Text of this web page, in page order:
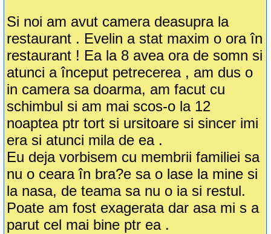
Si noi am avut camera deasupra la
restaurant . Evelin a stat maxim o ora în
restaurant ! Ea la 8 avea ora de somn si
atunci a început petrecerea , am dus o
in camera sa doarma, am facut cu
schimbul si am mai scos-o la 12
noaptea ptr tort si ursitoare si sincer imi
era si atunci mila de ea .
Eu deja vorbisem cu membrii familiei sa
nu o ceara în bra?e sa o lase la mine si
la nasa, de teama sa nu o ia si restul.
Poate am fost exagerata dar asa mi s a
parut cel mai bine ptr ea .